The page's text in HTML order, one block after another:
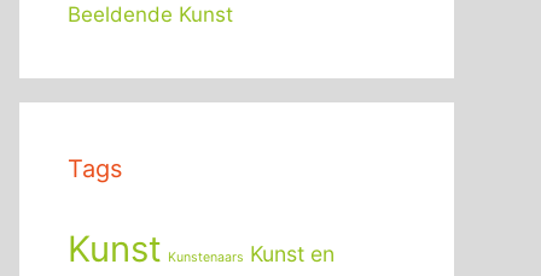
Beeldende Kunst
Tags
Kunst Kunstenaars Kunst en